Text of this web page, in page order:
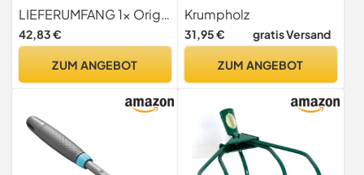
Spitz Geschmiedet Stahl
mit Stiel Esche 29 cm hoch
135 cm lang
LIEFERUMFANG 1x Originale SHW Doppelhacke mit Breitblatt und spitzen Doppelzinken; mit Stiel aus Holz
42,83 €
ZUM ANGEBOT
und 14 cm langem
Eschenholzgriff -
Krumpholz Gartengerät
Krumpholz
31,95 € gratis Versand
ZUM ANGEBOT